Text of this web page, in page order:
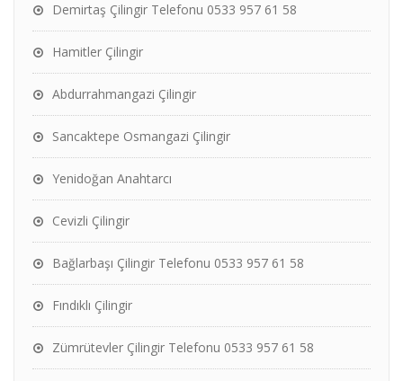
Demirtaş Çilingir Telefonu 0533 957 61 58
Hamitler Çilingir
Abdurrahmangazi Çilingir
Sancaktepe Osmangazi Çilingir
Yenidoğan Anahtarcı
Cevizli Çilingir
Bağlarbaşı Çilingir Telefonu 0533 957 61 58
Fındıklı Çilingir
Zümrütevler Çilingir Telefonu 0533 957 61 58